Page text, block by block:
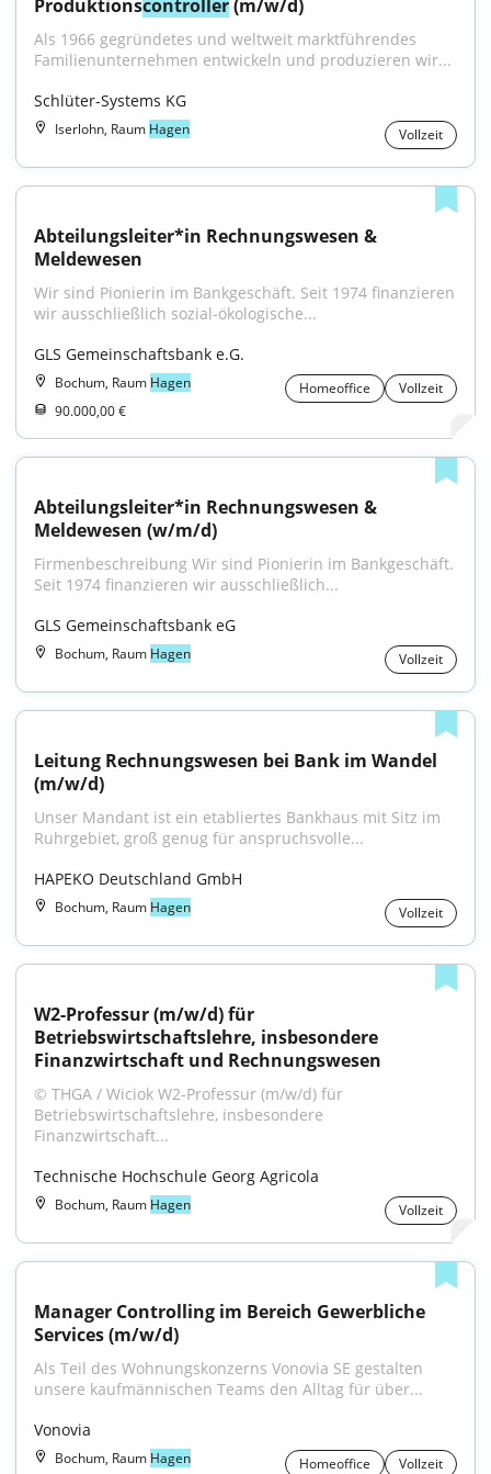
Produktionscontroller (m/w/d)
Als 1966 gegründetes und weltweit marktführendes
Familienunternehmen entwickeln und produzieren wir...
Schlüter-Systems KG
Iserlohn, Raum Hagen Vollzeit
Abteilungsleiter*in Rechnungswesen &
Meldewesen
Wir sind Pionierin im Bankgeschäft. Seit 1974 finanzieren
wir ausschließlich sozial-ökologische...
GLS Gemeinschaftsbank e.G.
Bochum, Raum Hagen Homeoffice
Vollzeit
90.000,00 €
Abteilungsleiter*in Rechnungswesen &
Meldewesen (w/m/d)
Firmenbeschreibung Wir sind Pionierin im Bankgeschäft.
Seit 1974 finanzieren wir ausschließlich...
GLS Gemeinschaftsbank eG
Bochum, Raum Hagen Vollzeit
Leitung Rechnungswesen bei Bank im Wandel
(m/w/d)
Unser Mandant ist ein etabliertes Bankhaus mit Sitz im
Ruhrgebiet, groß genug für anspruchsvolle...
HAPEKO Deutschland GmbH
Bochum, Raum Hagen Vollzeit
W2-Professur (m/w/d) für
Betriebswirtschaftslehre, insbesondere
Finanzwirtschaft und Rechnungswesen
© THGA / Wiciok W2-Professur (m/w/d) für
Betriebswirtschaftslehre, insbesondere
Finanzwirtschaft...
Technische Hochschule Georg Agricola
Bochum, Raum Hagen Vollzeit
Manager Controlling im Bereich Gewerbliche
Services (m/w/d)
Als Teil des Wohnungskonzerns Vonovia SE gestalten
unsere kaufmännischen Teams den Alltag für über...
Vonovia
Bochum, Raum Hagen Homeoffice Vollzeit